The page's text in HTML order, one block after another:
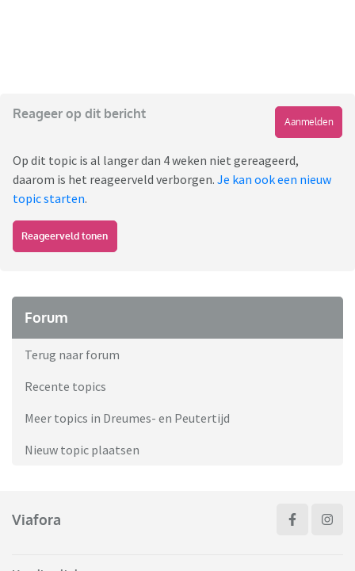
Reageer op dit bericht
Aanmelden
Op dit topic is al langer dan 4 weken niet gereageerd,
daarom is het reageerveld verborgen. Je kan ook een nieuw
topic starten.
Reageerveld tonen
Forum
Terug naar forum
Recente topics
Meer topics in Dreumes- en Peutertijd
Nieuw topic plaatsen
Viafora